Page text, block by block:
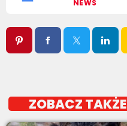
NEWS
ZOBACZ TAKŻE